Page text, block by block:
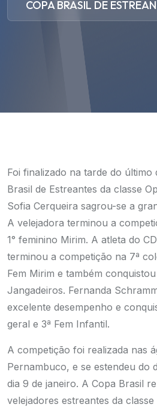
COPA BRASIL DE
Foi finalizado na tarde do último
Brasil de Estreantes da classe
Sofia Cerqueira sagrou-se a
A velejadora terminou a
1° feminino Mirim. A atleta do
terminou a competição na 7ª
Fem Mirim e também
Jangadeiros. Fernanda
excelente desempenho e
geral e 3ª Fem Infantil.
A competição foi realizada nas
Pernambuco, e se estendeu do
dia 9 de janeiro. A Copa Brasil
velejadores estreantes da